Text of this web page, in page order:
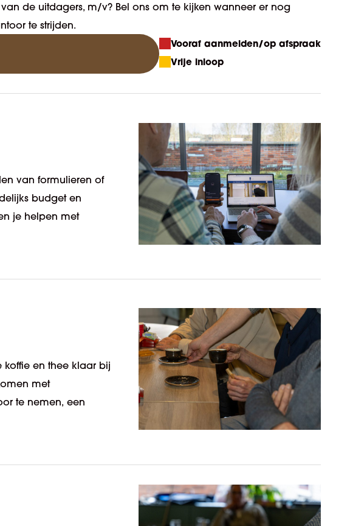
de uitdagers, m/v? Bel ons om te kijken wanneer er nog
te strijden.
Vooraf aanmelden/op afspraak
Vrije inloop
van formulieren of
budget en
je helpen met
koffie en thee klaar bij
met
te nemen, een